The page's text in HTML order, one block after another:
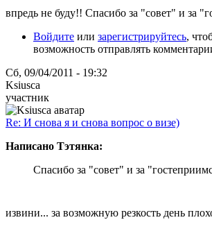
впредь не буду!! Спасибо за "совет" и за
Войдите или зарегистрируйтесь,
возможность отправлять
Сб, 09/04/2011 - 19:32
Ksiusca
участник
Re: И снова я и снова вопрос о визе)
Написано Тэтянка:
Спасибо за "совет" и за
извини... за возможную резкость день